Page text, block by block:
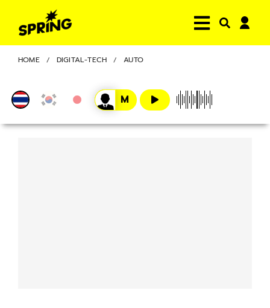
HOME DIGITAL-TECH AUTO